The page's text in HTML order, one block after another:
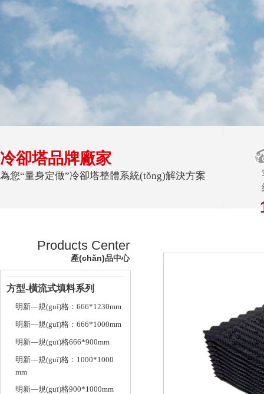
冷卻塔品牌廠家
為您“量身定做”冷卻塔整體系統(tǒng)解決方案
Products Center
產(chǎn)品中心
方型-橫流式填料系列
明新—規(guī)格：666*1230mm
明新—規(guī)格：666*1000mm
明新—規(guī)格666*900mm
明新—規(guī)格：1000*1000
mm
明新—規(guī)格900*1000mm